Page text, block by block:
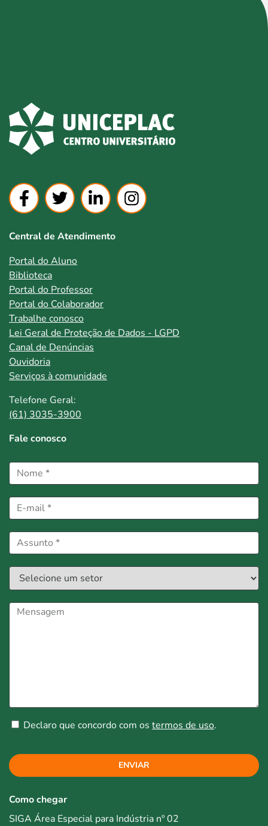
Central de Atendimento
Portal do Aluno
Biblioteca
Portal do Professor
Portal do Colaborador
Trabalhe conosco
Lei Geral de Proteção de Dados - LGPD
Canal de Denúncias
Ouvidoria
Serviços à comunidade
Telefone Geral:
(61) 3035-3900
Fale conosco
Declaro que concordo com os termos de uso.
ENVIAR
Como chegar
SIGA Área Especial para Indústria nº 02